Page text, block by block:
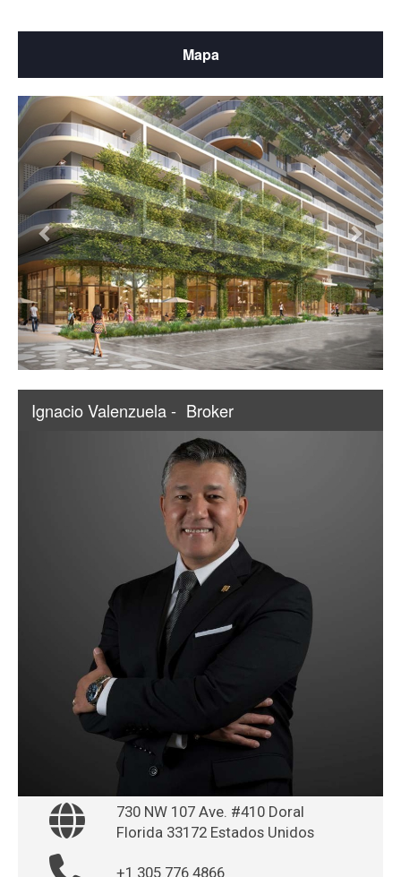
Mapa
Ignacio Valenzuela - Broker
730 NW 107 Ave. #410 Doral
Florida 33172 Estados Unidos
+1 305 776 4866